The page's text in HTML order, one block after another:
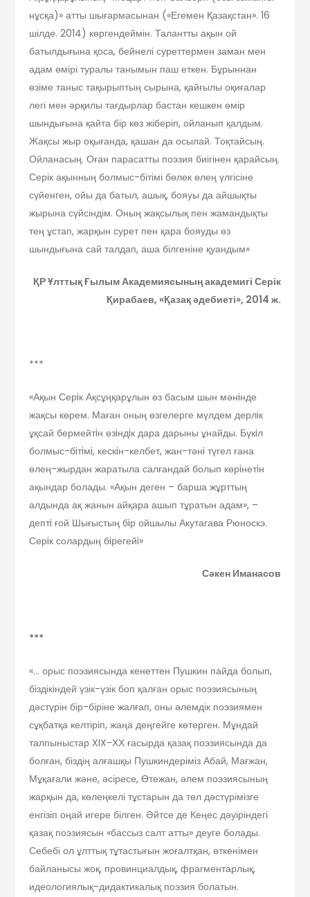
нұсқа)» атты шығармасынан («Егемен Қазақстан». 16
шілде. 2014) көргендеймін. Талантты ақын ой
батылдығына қоса, бейнелі суреттермен заман мен
адам өмірі туралы танымын паш еткен. Бұрыннан
өзіме таныс тақырыптың сырына, қайғылы оқиғалар
легі мен әрқилы тағдырлар бастан кешкен өмір
шындығына қайта бір көз жіберіп, ойланып қалдым.
Жақсы жыр оқығанда, қашан да осылай. Тоқтайсың.
Ойланасың. Оған парасатты поэзия биігінен қарайсың.
Серік ақынның болмыс-бітімі бөлек өлең үлгісіне
сүйенген, ойы да батыл, ашық, бояуы да айшықты
жырына сүйсіндім. Оның жақсылық пен жамандықты
тең ұстап, жарқын сурет пен қара бояуды өз
шындығына сай талдап, аша білгеніне қуандым»
ҚР Ұлттық Ғылым Академиясының академигі Серік
Қирабаев, «Қазақ әдебиеті», 2014 ж.
***
«Ақын Серiк Ақсұңқарұлын өз басым шын мәнiнде
жақсы көрем. Маған оның өзгелерге мүлдем дерлiк
ұқсай бермейтiн өзiндiк дара дарыны ұнайды. Бүкiл
болмыс-бiтiмi, кескiн-келбет, жан-тәнi түгел ғана
өлең-жырдан жаратыла салғандай болып көрiнетiн
ақындар болады. «Ақын деген – барша жұрттың
алдында ақ жанын айқара ашып тұратын адам», –
дептi ғой Шығыстың бiр ойшылы Акутагава Рюноскэ.
Серiк солардың бiрегейi»
Сәкен Иманасов
***
«… орыс поэзиясында кенеттен Пушкин пайда болып,
біздікіндей үзік-үзік боп қалған орыс поэзиясының
дәстүрін бір-біріне жалғап, оны әлемдік поэзиямен
сұқбатқа келтіріп, жаңа деңгейге көтерген. Мұндай
талпыныстар XIX-ХХ ғасырда қазақ поэзиясында да
болған, біздің алғашқы Пушкиндеріміз Абай, Мағжан,
Мұқағали және, әсіресе, Өтежан, әлем поэзиясының
жарқын да, көлеңкелі тұстарын да төл дәстүрімізге
енгізіп оңай игере білген. Әйтсе де Кеңес дәуіріндегі
қазақ поэзиясын «бассыз салт атты» деуге болады.
Себебі ол ұлттық тұтастығын жоғалтқан, өткенімен
байланысы жоқ, провинциалдық, фрагментарлық,
идеологиялық-дидактикалық поэзия болатын.